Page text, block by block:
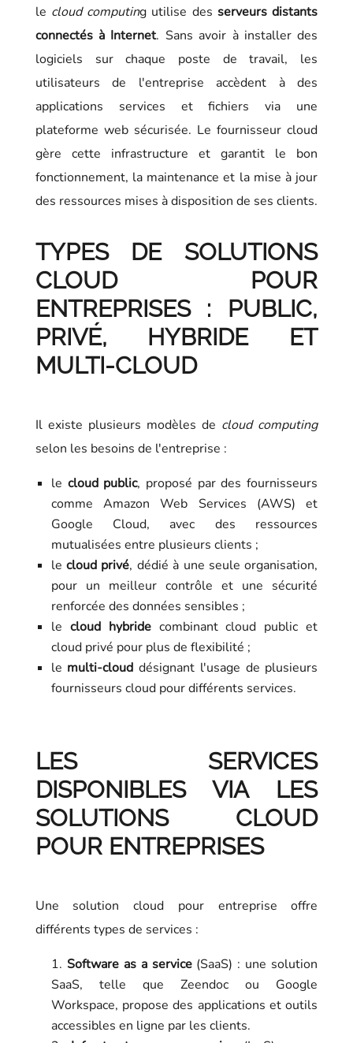
le cloud computing utilise des serveurs distants
connectés à Internet. Sans avoir à installer des
logiciels sur chaque poste de travail, les
utilisateurs de l'entreprise accèdent à des
applications services et fichiers via une
plateforme web sécurisée. Le fournisseur cloud
gère cette infrastructure et garantit le bon
fonctionnement, la maintenance et la mise à jour
des ressources mises à disposition de ses clients.
TYPES DE SOLUTIONS
CLOUD POUR
ENTREPRISES : PUBLIC,
PRIVÉ, HYBRIDE ET
MULTI-CLOUD
Il existe plusieurs modèles de cloud computing
selon les besoins de l'entreprise :
le cloud public, proposé par des fournisseurs
comme Amazon Web Services (AWS) et
Google Cloud, avec des ressources
mutualisées entre plusieurs clients ;
lecloud privé, dédié à une seule organisation,
pour un meilleur contrôle et une sécurité
renforcée des données sensibles ;
le cloud hybridecombinant cloud public et
cloud privé pour plus de flexibilité ;
le multi-clouddésignant l'usage de plusieurs
fournisseurs cloud pour différents services.
LES SERVICES
DISPONIBLES VIA LES
SOLUTIONS CLOUD
POUR ENTREPRISES
Une solution cloud pour entreprise offre
différents types de services :
Software as a service(SaaS) : une solution
SaaS, telle que Zeendoc ou Google
Workspace, propose des applications et outils
accessibles en ligne par les clients.